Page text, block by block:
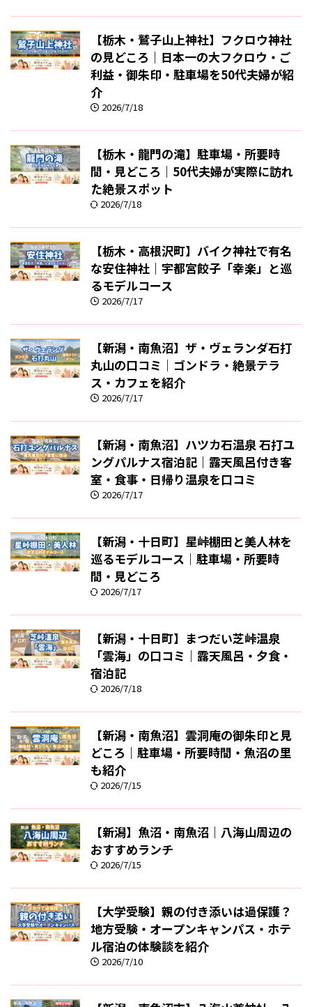
【栃木・鷲子山上神社】フクロウ神社
の見どころ｜日本一の大フクロウ・ご
利益・御朱印・駐車場を50代夫婦が紹
介
2026/7/18
【栃木・龍門の滝】駐車場・所要時
間・見どころ｜50代夫婦が実際に訪れ
た絶景スポット
2026/7/18
【栃木・高根沢町】バイク神社で有名
な安住神社｜宇都宮餃子「幸楽」と巡
るモデルコース
2026/7/17
【新潟・南魚沼】ザ・ヴェランダ石打
丸山の口コミ｜ゴンドラ・絶景テラ
ス・カフェを紹介
2026/7/17
【新潟・南魚沼】ハツカ石温泉 石打ユ
ングパルナス宿泊記｜露天風呂付き客
室・食事・日帰り温泉を口コミ
2026/7/17
【新潟・十日町】星峠棚田と美人林を
巡るモデルコース｜駐車場・所要時
間・見どころ
2026/7/17
【新潟・十日町】まつだい芝峠温泉
「雲海」の口コミ｜露天風呂・夕食・
宿泊記
2026/7/18
【新潟・南魚沼】雲洞庵の御朱印と見
どころ｜駐車場・所要時間・魚沼の里
も紹介
2026/7/15
【新潟】魚沼・南魚沼｜八海山周辺の
おすすめランチ
2026/7/15
【大学受験】親の付き添いは過保護？
地方受験・オープンキャンパス・ホテ
ル宿泊の体験談を紹介
2026/7/10